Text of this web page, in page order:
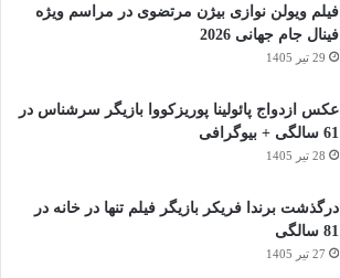
فیلم ویولن نوازی بیژن مرتضوی در مراسم ویژه
فینال جام جهانی 2026
29 تیر 1405
عکس ازدواج پائولینا پوریزکووا بازیگر سرشناس در
61 سالگی + بیوگرافی
28 تیر 1405
درگذشت برندا فریکر بازیگر فیلم تنها در خانه در
81 سالگی
27 تیر 1405